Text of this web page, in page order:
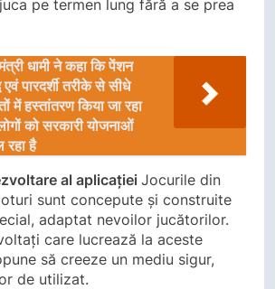
pe termen lung fără a se prea
धामी ने कहा कि पेंशन
पारदर्शी तरीके से सीधे
में हस्तांतरण किया जा रहा
को सरकारी योजनाओं
रहा है
al aplicației Jocurile din
sunt concepute și construite
adaptat nevoilor jucătorilor.
care lucrează la aceste
să creeze un mediu sigur,
de utilizat.